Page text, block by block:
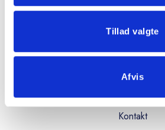
Tillad valgte
Afvis
Produkter
Services
Kontakt